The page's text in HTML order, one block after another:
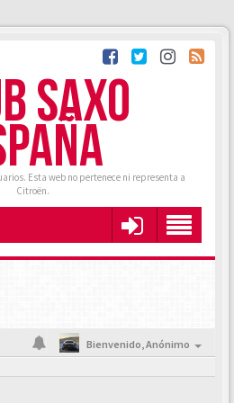
SAXO
Esta web no pertenece ni representa a
Citroën.
Bienvenido,Anónimo